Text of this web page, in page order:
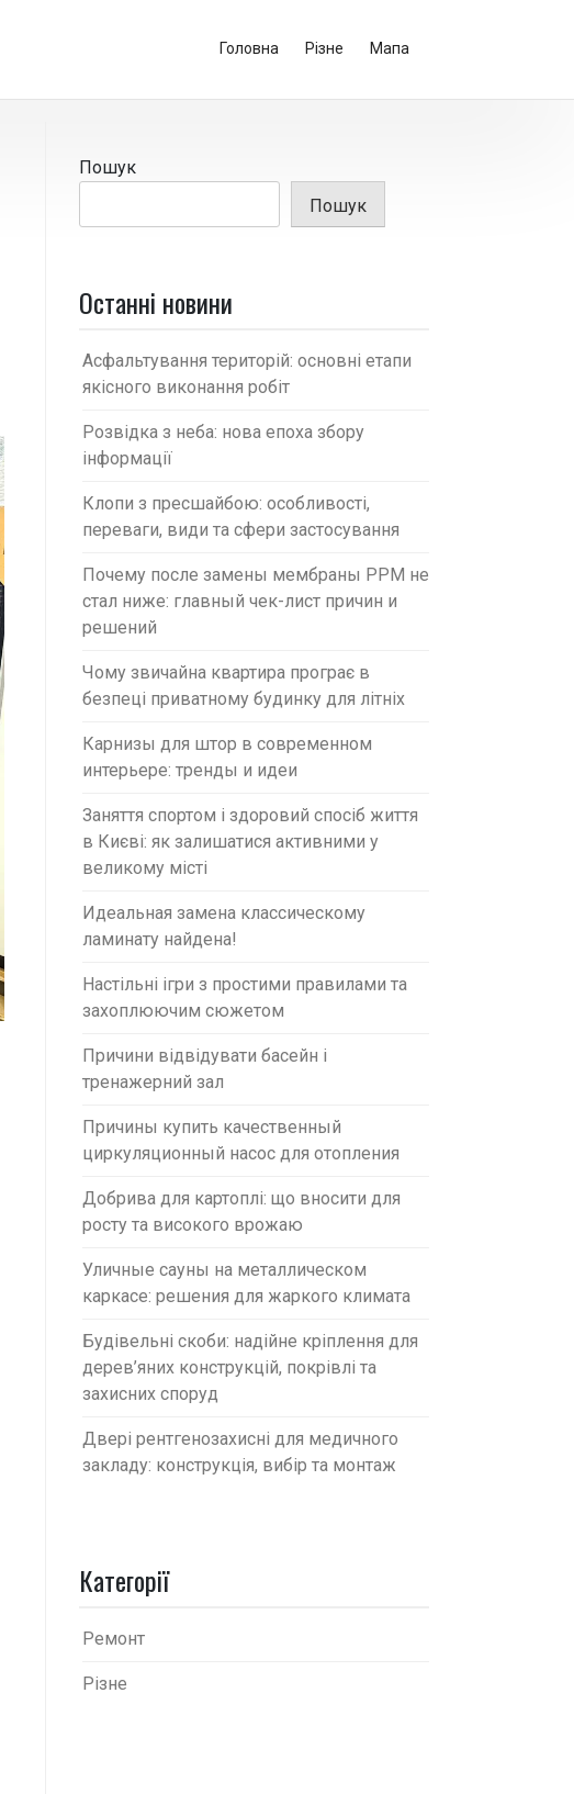
Головна Різне Мапа
Пошук
Пошук
Останні новини
Асфальтування територій: основні етапи
якісного виконання робіт
Розвідка з неба: нова епоха збору
інформації
Клопи з пресшайбою: особливості,
переваги, види та сфери застосування
Почему после замены мембраны PPM не
стал ниже: главный чек-лист причин и
решений
Чому звичайна квартира програє в
безпеці приватному будинку для літніх
Карнизы для штор в современном
интерьере: тренды и идеи
Заняття спортом і здоровий спосіб життя
в Києві: як залишатися активними у
великому місті
Идеальная замена классическому
ламинату найдена!
Настільні ігри з простими правилами та
захоплюючим сюжетом
Причини відвідувати басейн і
тренажерний зал
Причины купить качественный
циркуляционный насос для отопления
Добрива для картоплі: що вносити для
росту та високого врожаю
Уличные сауны на металлическом
каркасе: решения для жаркого климата
Будівельні скоби: надійне кріплення для
дерев’яних конструкцій, покрівлі та
захисних споруд
Двері рентгенозахисні для медичного
закладу: конструкція, вибір та монтаж
Категорії
Ремонт
Різне